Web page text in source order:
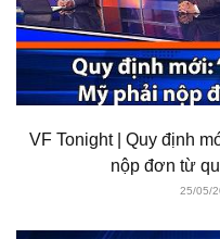
VF Tonight | Quy định
nộp đơn từ
25/05/